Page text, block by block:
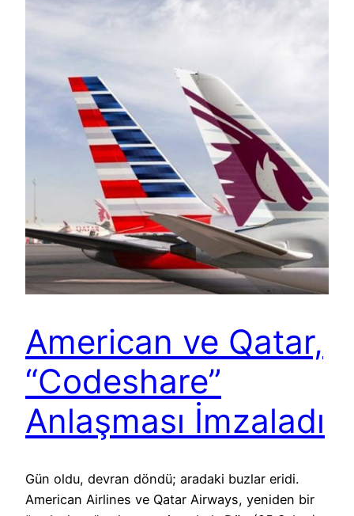
American ve Qatar,
“Codeshare”
Anlaşması İmzaladı
Gün oldu, devran döndü; aradaki buzlar eridi.
American Airlines ve Qatar Airways, yeniden bir